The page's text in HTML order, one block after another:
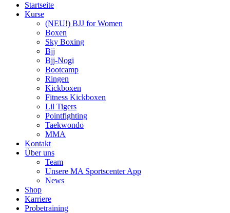
Startseite
Kurse
(NEU!) BJJ for Women
Boxen
Sky Boxing
Bjj
Bjj-Nogi
Bootcamp
Ringen
Kickboxen
Fitness Kickboxen
Lil Tigers
Pointfighting
Taekwondo
MMA
Kontakt
Über uns
Team
Unsere MA Sportscenter App
News
Shop
Karriere
Probetraining